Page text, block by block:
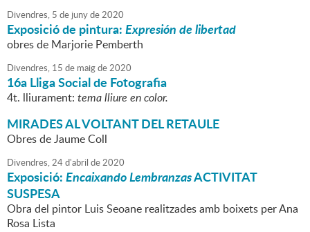
Divendres, 5 de junyde2020
Exposició de pintura:Expresión de libertad
obres de Marjorie Pemberth
Divendres, 15 de maigde2020
16a Lliga Social de Fotografia
4t. lliurament: tema lliure en color.
MIRADES AL VOLTANT DEL RETAULE
Obres de Jaume Coll
Divendres,24d'abril de2020
Exposició:Encaixando LembranzasACTIVITAT
SUSPESA
Obra del pintor Luis Seoane realitzades amb boixets per Ana
Rosa Lista